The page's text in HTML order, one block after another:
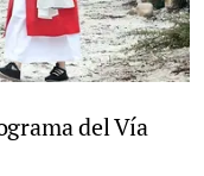
del Vía